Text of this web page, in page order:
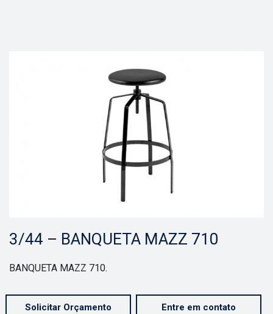
3/44 – BANQUETA MAZZ 710
BANQUETA MAZZ 710.
Solicitar Orçamento Entre em contato